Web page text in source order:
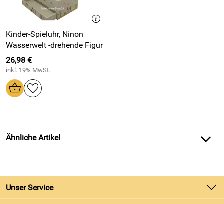
Kinder-Spieluhr, Ninon
Wasserwelt -drehende Figur
26,98 €
inkl. 19% MwSt.
Ähnliche Artikel
Unser Service